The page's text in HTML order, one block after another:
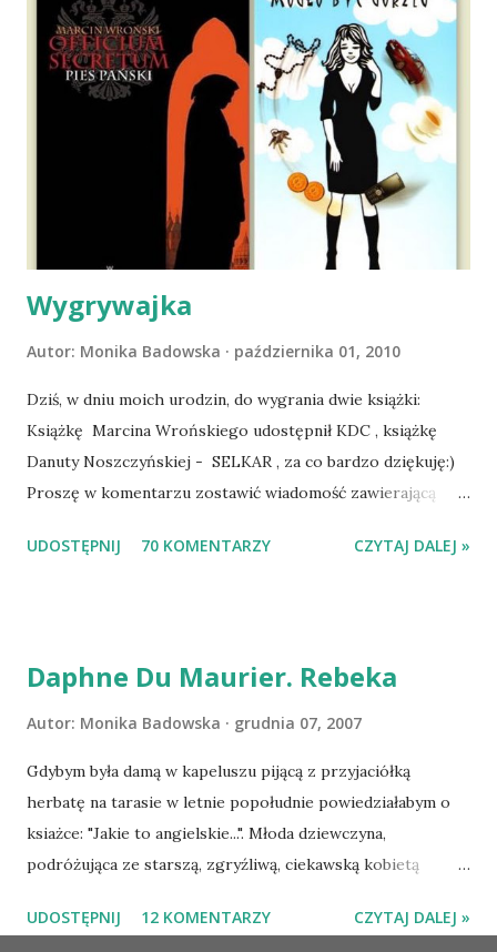
nieco okrzepliśmy w codzienności z psem, a Amber - z
ludźmi i kotami, pojawił się pomysł na wspólny jesienny
wyjazd w Beskid Niski. Zanim to jednak się stało psica miała
atak padaczki, co spowodowało, że wyjazd odwołaliśmy,
wdrożyliśmy leczenie i od nowa zaczęliśmy oswajać z nami i
wspólnym życiem zdezorientowanego chorobą psa. Udało
się ustabilizować zawirowania zdrowotne i wówczas
zaczęliśmy się cieszyć sobą wzajemnie już na 100%.
Dopier...
Wygrywajka
Autor: Monika Badowska października 01, 2010
Dziś, w dniu moich urodzin, do wygrania dwie książki:
Książkę Marcina Wrońskiego udostępnił KDC , książkę
Danuty Noszczyńskiej - SELKAR , za co bardzo dziękuję:)
Proszę w komentarzu zostawić wiadomość zawierającą
Losowanie odbędzie się w niedzielę o 8:00. Zapraszam
UDOSTĘPNIJ 70 KOMENTARZY CZYTAJ DALEJ »
Daphne Du Maurier. Rebeka
Autor: Monika Badowska grudnia 07, 2007
Gdybym była damą w kapeluszu pijącą z przyjaciółką
herbatę na tarasie w letnie popołudnie powiedziałabym o
ksiażce: "Jakie to angielskie...". Młoda dziewczyna,
podróżująca ze starszą, zgryźliwą, ciekawską kobietą
de Wintera, właściciela uroczej posiadłości Manderley,
UDOSTĘPNIJ 12 KOMENTARZY CZYTAJ DALEJ »